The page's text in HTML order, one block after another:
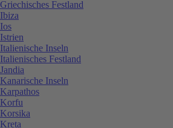
Griechisches Festland
Ibiza
Ios
Istrien
Italienische Inseln
Italienisches Festland
Jandia
Kanarische Inseln
Karpathos
Korfu
Korsika
Kreta